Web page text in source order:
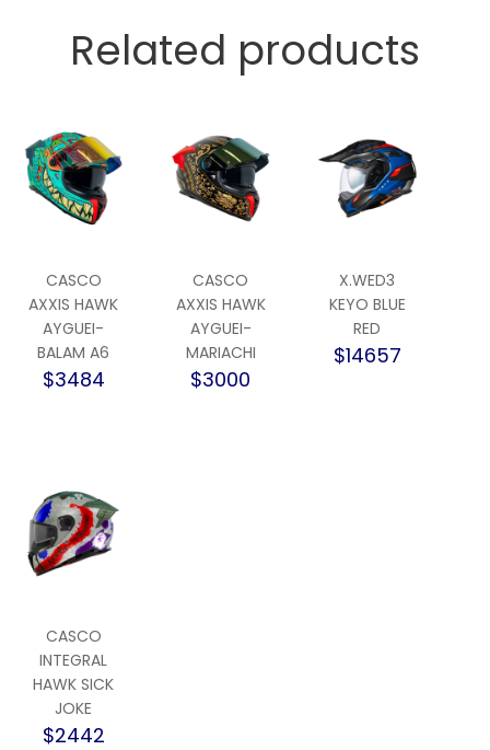
Related products
CASCO
AXXIS HAWK
AYGUEI-
BALAM A6
$3484
CASCO
AXXIS HAWK
AYGUEI-
MARIACHI
$3000
X.WED3
KEYO BLUE
RED
$14657
CASCO
INTEGRAL
HAWK SICK
JOKE
$2442